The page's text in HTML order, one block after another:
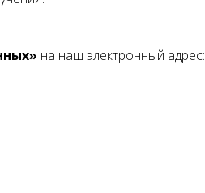
на наш электронный адрес: